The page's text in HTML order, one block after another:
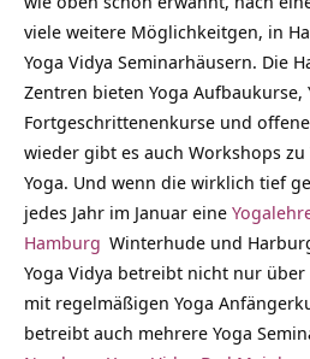
viele weitere Möglichkeitgen, in
Yoga Vidya Seminarhäusern. Die
Zentren bieten Yoga Aufbaukurse,
Fortgeschrittenenkurse und
wieder gibt es auch Workshops
Yoga. Und wenn die wirklich tief
jedes Jahr im Januar eine
Hamburg Winterhude und
Yoga Vidya betreibt nicht nur über
mit regelmäßigen Yoga
betreibt auch mehrere Yoga